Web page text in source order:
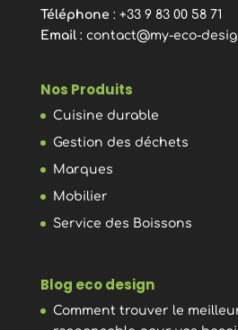
Téléphone : +33 9 83 00 58 71
Email: contact@my-eco-
Nos Produits
Cuisine durable
Gestion des déchets
Marques
Mobilier
Service des Boissons
Blog eco design
Comment trouver le